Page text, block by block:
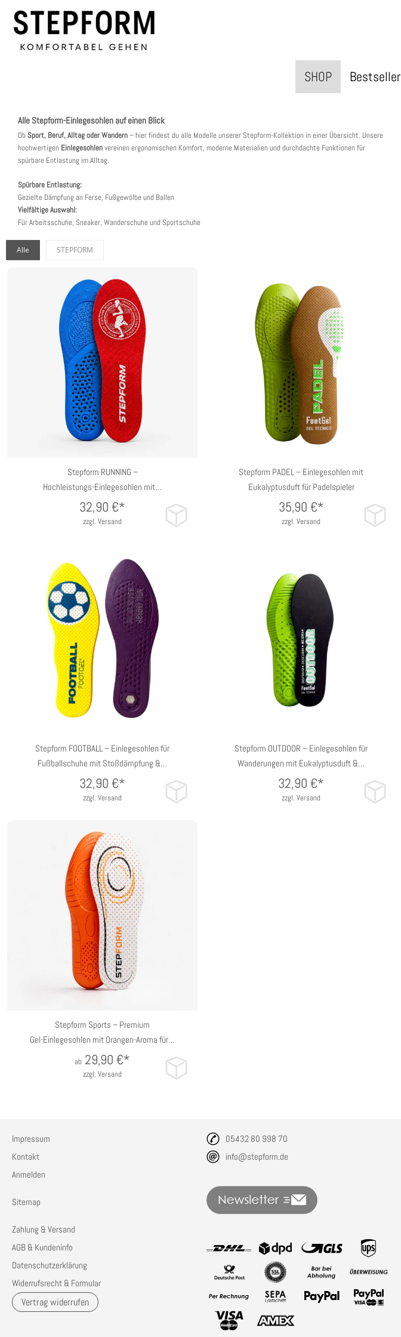
SHOP Bestseller
Alle Stepform-Einlegesohlen auf einen Blick
Ob Sport, Beruf, Alltag oder Wandern– hier findest du alle Modelle unserer Stepform-Kollektion in einer Übersicht. Unsere
hochwertigen Einlegesohlenvereinen ergonomischen Komfort, moderne Materialien und durchdachte Funktionen für
spürbare Entlastung im Alltag.
Spürbare Entlastung:
Gezielte Dämpfung an Ferse, Fußgewölbe und Ballen
Vielfältige Auswahl:
Für Arbeitsschuhe, Sneaker, Wanderschuhe und Sportschuhe
Alle STEPFORM
35/38 EU 39/42 EU 43/47 EU
Stepform RUNNING –
Hochleistungs-Einlegesohlen mit…
zzgl. Versand
32,90 €*
35/38 EU 39/42 EU 43/47 EU
Stepform PADEL – Einlegesohlen mit
Eukalyptusduft für Padelspieler
zzgl. Versand
35,90 €*
35/38 EU 39/42 EU 43/47 EU
Stepform FOOTBALL – Einlegesohlen für
Fußballschuhe mit Stoßdämpfung &…
zzgl. Versand
32,90 €*
35/38 EU 39/42 EU 43/47 EU
Stepform OUTDOOR – Einlegesohlen für
Wanderungen mit Eukalyptusduft &…
zzgl. Versand
32,90 €*
35/38 EU 39/42 EU 43/47 EU
Stepform Sports – Premium
Gel-Einlegesohlen mit Orangen-Aroma für…
zzgl. Versand
ab 29,90 €*
Impressum
Kontakt
Anmelden
Sitemap
Zahlung & Versand
AGB & Kundeninfo
Datenschutzerklärung
Widerrufsrecht & Formular
Vertrag widerrufen
05432 80 998 70
info@stepform.de